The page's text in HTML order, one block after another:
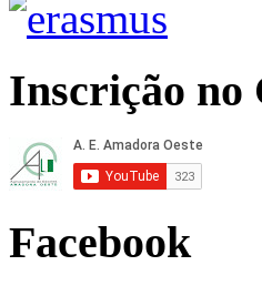
Inscrição no
Facebook